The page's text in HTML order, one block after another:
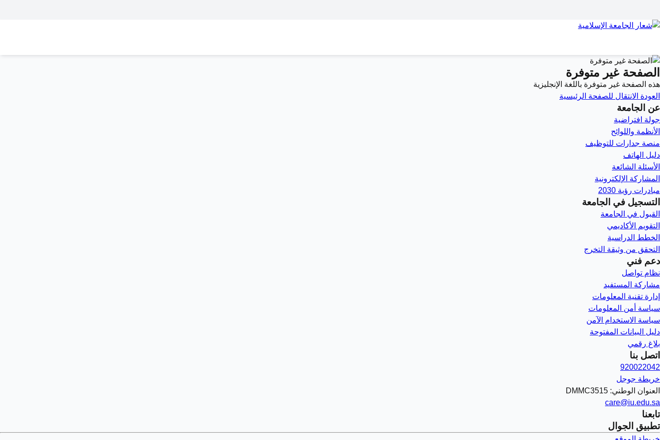
الصفحة غير متوفرة
هذه الصفحة غير متوفرة باللغة الإنجليزية
العودة الانتقال للصفحة الرئيسية
عن الجامعة
جولة افتراضية
الأنظمة واللوائح
منصة جدارات للتوظيف
دليل الهاتف
الأسئلة الشائعة
المشاركة الإلكترونية
مبادرات رؤية 2030
التسجيل في الجامعة
القبول في الجامعة
التقويم الأكاديمي
الخطط الدراسية
التحقق من وثيقة التخرج
دعم فني
نظام تواصل
مشاركة المستفيد
إدارة تقنية المعلومات
سياسة أمن المعلومات
سياسة الاستخدام الآمن
دليل البيانات المفتوحة
بلاغ رقمي
اتصل بنا
920022042
خريطة جوجل
العنوان الوطني: DMMC3515
care@iu.edu.sa
تابعنا
تطبيق الجوال